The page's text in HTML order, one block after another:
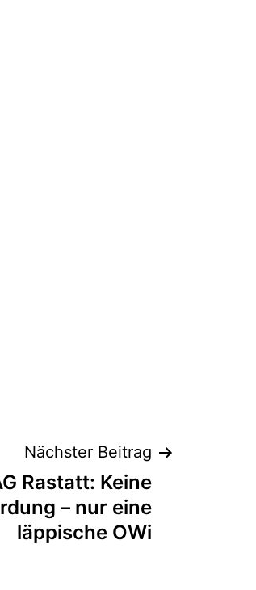
Nächster Beitrag
Rastatt: Keine
– nur eine
läppische OWi